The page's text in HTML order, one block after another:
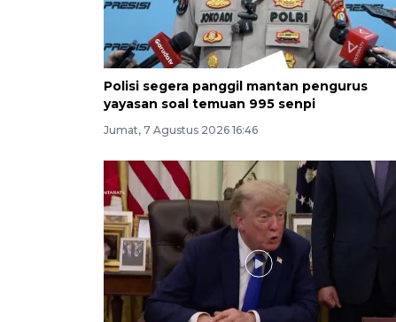
Polisi segera panggil mantan pengurus
yayasan soal temuan 995 senpi
Jumat, 7 Agustus 2026 16:46